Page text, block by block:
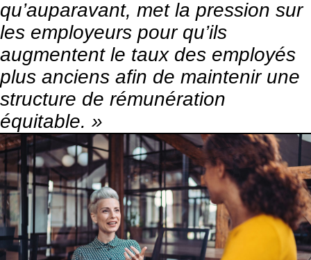
qu’auparavant, met la pression sur
les employeurs pour qu’ils
augmentent le taux des employés
plus anciens afin de maintenir une
structure de rémunération
équitable. »